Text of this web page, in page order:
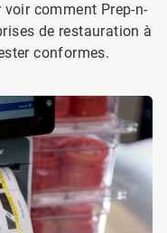
comment Prep-n-
de restauration à
conformes.